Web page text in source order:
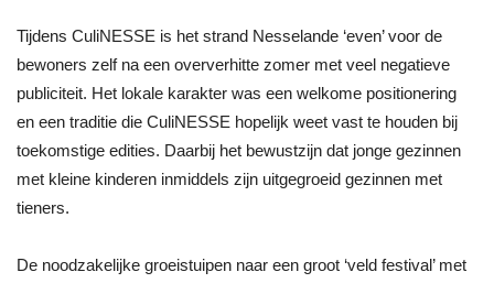
Tijdens CuliNESSE is het strand Nesselande ‘even’ voor de
bewoners zelf na een oververhitte zomer met veel negatieve
publiciteit. Het lokale karakter was een welkome positionering
en een traditie die CuliNESSE hopelijk weet vast te houden bij
toekomstige edities. Daarbij het bewustzijn dat jonge gezinnen
met kleine kinderen inmiddels zijn uitgegroeid gezinnen met
tieners.
De noodzakelijke groeistuipen naar een groot ‘veld festival’ met